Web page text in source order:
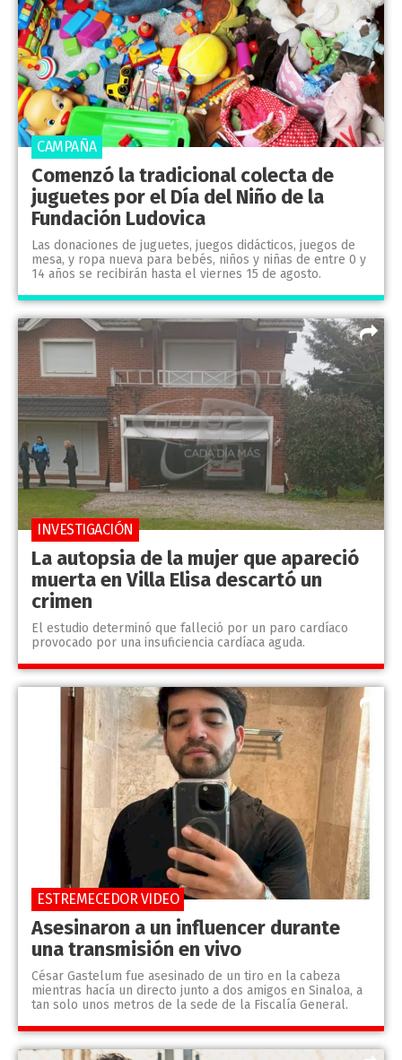
Comenzó la tradicional colecta de
juguetes por el Día del Niño de la
Fundación Ludovica
Las donaciones de juguetes, juegos didácticos, juegos de
mesa, y ropa nueva para bebés, niños y niñas de entre 0 y
14 años se recibirán hasta el viernes 15 de agosto.
CAMPAÑA
La autopsia de la mujer que apareció
muerta en Villa Elisa descartó un
crimen
El estudio determinó que falleció por un paro cardíaco
provocado por una insuficiencia cardíaca aguda.
INVESTIGACIÓN
Asesinaron a un influencer durante
una transmisión en vivo
César Gastelum fue asesinado de un tiro en la cabeza
mientras hacía un directo junto a dos amigos en Sinaloa, a
tan solo unos metros de la sede de la Fiscalía General.
ESTREMECEDOR VIDEO